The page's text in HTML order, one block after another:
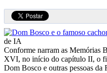
de IA
Conforme narram as Memórias
XVI, no início do capítulo II, o
Dom Bosco e outras pessoas da